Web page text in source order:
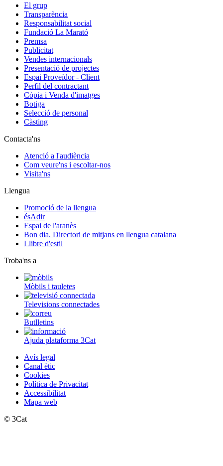
El grup
Transparència
Responsabilitat social
Fundació La Marató
Premsa
Publicitat
Vendes internacionals
Presentació de projectes
Espai Proveïdor - Client
Perfil del contractant
Còpia i Venda d'imatges
Botiga
Selecció de personal
Càsting
Contacta'ns
Atenció a l'audiència
Com veure'ns i escoltar-nos
Visita'ns
Llengua
Promoció de la llengua
ésAdir
Espai de l'aranès
Bon dia. Directori de mitjans en llengua catalana
Llibre d'estil
Troba'ns a
Mòbils i tauletes
Televisions connectades
Butlletins
Ajuda plataforma 3Cat
Avís legal
Canal ètic
Cookies
Política de Privacitat
Accessibilitat
Mapa web
© 3Cat